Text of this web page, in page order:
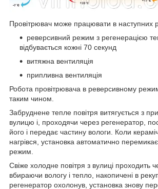
Провітрювач може працювати в наступних
реверсивний режим з регенерацією
відбувається кожні 70 секунд
витяжна вентиляція
припливна вентиляція
Робота провітрювача в реверсивному
таким чином.
Забруднене тепле повітря витягується з
вулицю і, проходячи через регенератор,
його і передає частину вологи. Коли
нагрівся, установка автоматично
режим.
Свіже холодне повітря з вулиці проходить
вбираючи вологу і тепло, накопичені в
регенератор охолонув, установка знову